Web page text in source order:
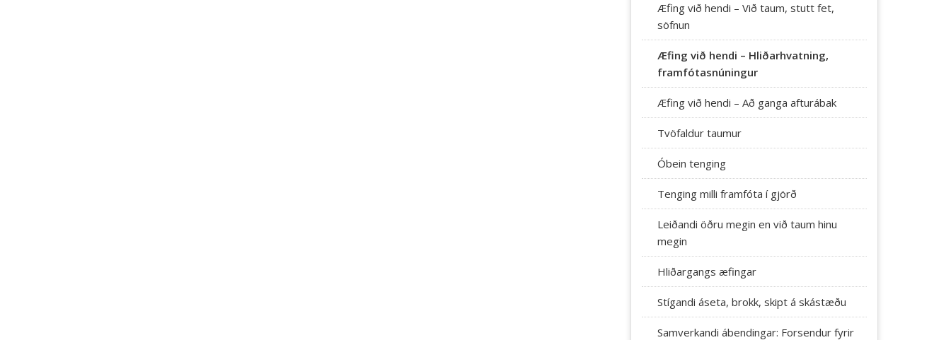
Æfing við hendi – Við taum, stutt fet,
söfnun
Æfing við hendi – Hliðarhvatning,
framfótasnúningur
Æfing við hendi – Að ganga afturábak
Tvöfaldur taumur
Óbein tenging
Tenging milli framfóta í gjörð
Leiðandi öðru megin en við taum hinu
megin
Hliðargangs æfingar
Stígandi áseta, brokk, skipt á skástæðu
Samverkandi ábendingar: Forsendur fyrir